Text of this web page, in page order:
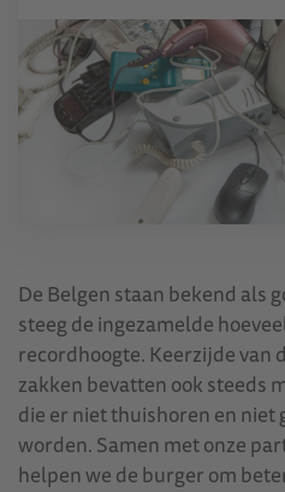
De Belgen staan bekend als
steeg de ingezamelde
recordhoogte. Keerzijde van
zakken bevatten ook steeds
die er niet thuishoren en
worden. Samen met onze
helpen we de burger om